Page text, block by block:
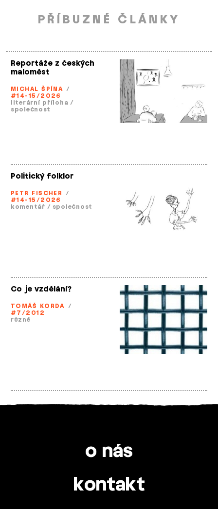
PŘÍBUZNÉ ČLÁNKY
Reportáže z českých
maloměst
MICHAL ŠPÍNA /
#14-15/2026
literární příloha /
společnost
Politický folklor
PETR FISCHER /
#14-15/2026
komentář / společnost
Co je vzdělání?
TOMÁŠ KORDA /
#7/2012
různé
o nás
kontakt